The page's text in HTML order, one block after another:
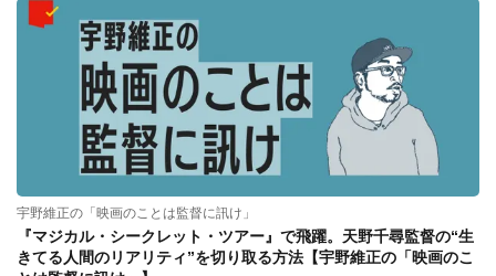
宇野維正の「映画のことは監督に訊け」
『マジカル・シークレット・ツアー』で飛躍。天野千尋監督の“生
きてる人間のリアリティ”を切り取る方法【宇野維正の「映画のこ